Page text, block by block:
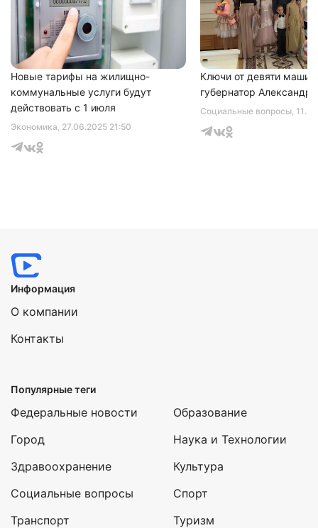
Экономика, 27.06.2025 21:50
Новые тарифы на жилищно-
коммунальные услуги будут
действовать с 1 июля
Социальные вопросы,
Ключи от девяти машин
губернатор Александр
Информация
О компании
Контакты
Популярные теги
Федеральные новости
Город
Здравоохранение
Социальные вопросы
Транспорт
Образование
Наука и Технологии
Культура
Спорт
Туризм